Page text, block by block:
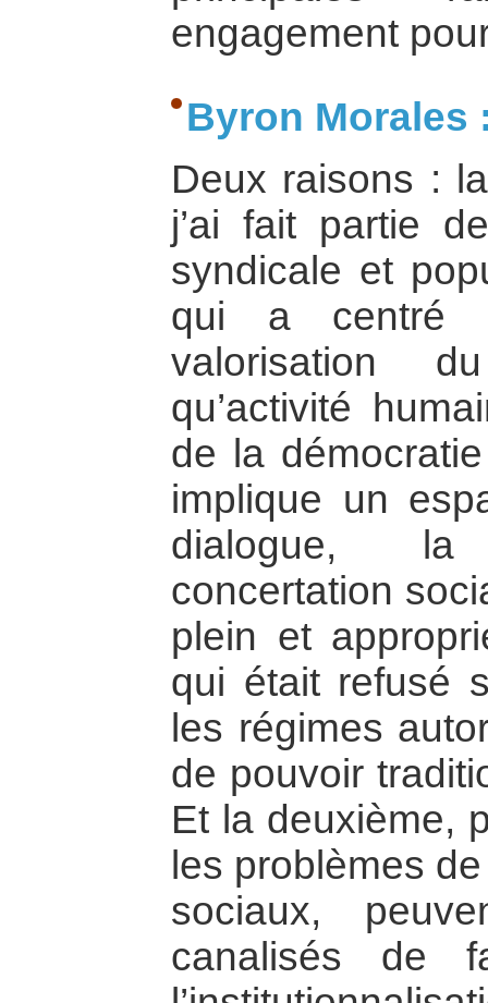
engagement
Byron Morales
Deux raisons :
j’ai fait partie
syndicale et
qui a centré
valorisation
qu’activité
de la
implique un
dialogue,
concertation
plein et
qui était refusé
les régimes
de pouvoir
Et la deuxième,
les problèmes
sociaux,
canalisés de